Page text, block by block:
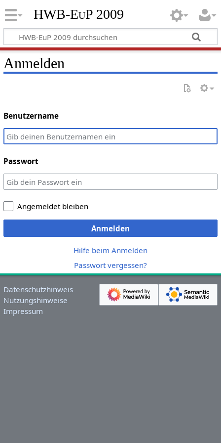
HWB-EuP 2009
Anmelden
Benutzername
Passwort
Angemeldet bleiben
Anmelden
Hilfe beim Anmelden
Passwort vergessen?
Datenschutzhinweis
Nutzungshinweise
Impressum